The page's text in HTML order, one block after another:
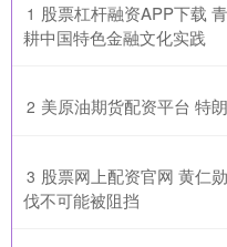
1 股票杠杆融资APP下载
耕中国特色金融文化实践
2 美原油期货配资平台 特
3 股票网上配资官网 黄仁
伐不可能被阻挡